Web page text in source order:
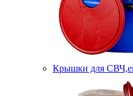
Крышки для